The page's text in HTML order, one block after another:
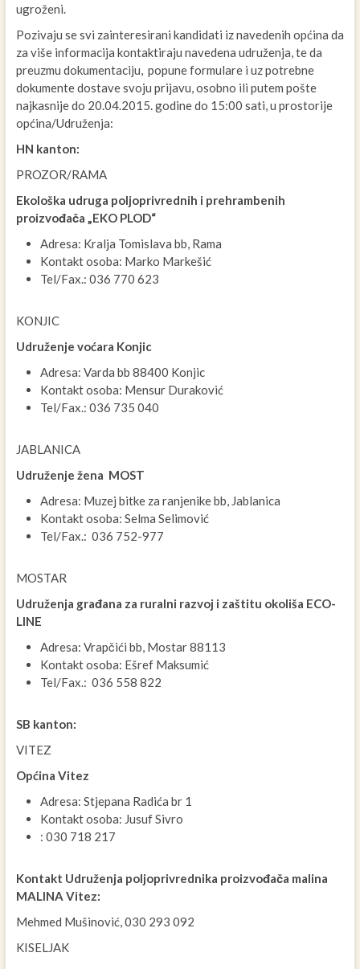
ugroženi.
Pozivaju se svi zainteresirani kandidati iz navedenih općina da
za više informacija kontaktiraju navedena udruženja, te da
preuzmu dokumentaciju, popune formulare i uz potrebne
dokumente dostave svoju prijavu, osobno ili putem pošte
najkasnije do 20.04.2015. godine do 15:00 sati, u prostorije
općina/Udruženja:
HN kanton:
PROZOR/RAMA
Ekološka udruga poljoprivrednih i prehrambenih
proizvođača „EKO PLOD“
Adresa: Kralja Tomislava bb, Rama
Kontakt osoba: Marko Markešić
Tel/Fax.: 036 770 623
KONJIC
Udruženje voćara Konjic
Adresa: Varda bb 88400 Konjic
Kontakt osoba: Mensur Duraković
Tel/Fax.: 036 735 040
JABLANICA
Udruženje žena MOST
Adresa: Muzej bitke za ranjenike bb, Jablanica
Kontakt osoba: Selma Selimović
Tel/Fax.: 036­ 752-977
MOSTAR
Udruženja građana za ruralni razvoj i zaštitu okoliša ECO-
LINE
Adresa: Vrapčići bb, Mostar 88113
Kontakt osoba: Ešref Maksumić
Tel/Fax.: 036 558 822
SB kanton:
VITEZ
Općina Vitez
Adresa: Stjepana Radića br 1
Kontakt osoba: Jusuf Sivro
: 030 718 217
Kontakt Udruženja poljoprivrednika proizvođača malina
MALINA Vitez:
Mehmed Mušinović, 030 293 092
KISELJAK